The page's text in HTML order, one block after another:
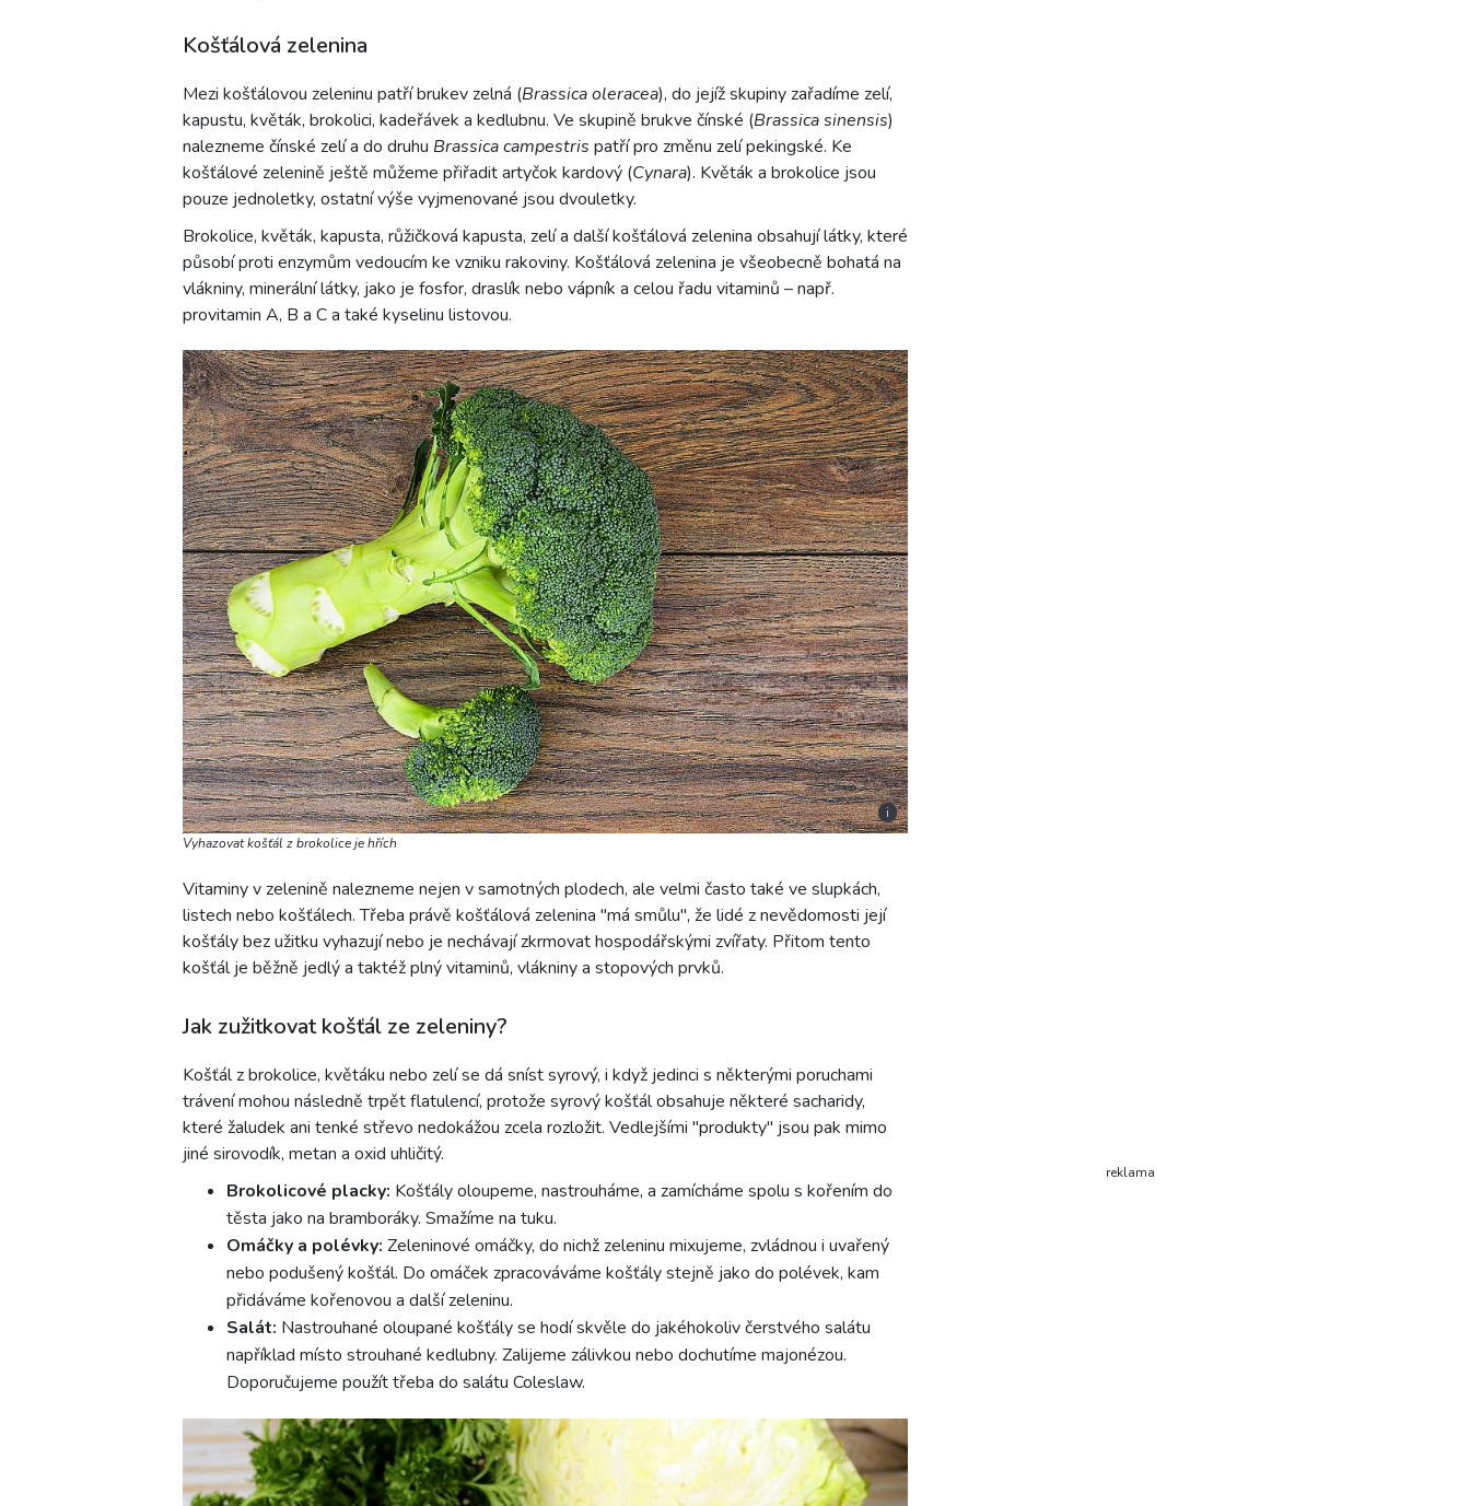
Košťálová zelenina
Mezi košťálovou zeleninu patří brukev zelná (Brassica oleracea), do jejíž skupiny zařadíme zelí,
kapustu, květák, brokolici, kadeřávek a kedlubnu. Ve skupině brukve čínské (Brassica sinensis)
nalezneme čínské zelí a do druhu Brassica campestris patří pro změnu zelí pekingské. Ke
košťálové zelenině ještě můžeme přiřadit artyčok kardový (Cynara). Květák a brokolice jsou
pouze jednoletky, ostatní výše vyjmenované jsou dvouletky.
Brokolice, květák, kapusta, růžičková kapusta, zelí a další košťálová zelenina obsahují látky, které
působí proti enzymům vedoucím ke vzniku rakoviny. Košťálová zelenina je všeobecně bohatá na
vlákniny, minerální látky, jako je fosfor, draslík nebo vápník a celou řadu vitaminů – např.
provitamin A, B a C a také kyselinu listovou.
i
Vyhazovat košťál z brokolice je hřích
Vitaminy v zelenině nalezneme nejen v samotných plodech, ale velmi často také ve slupkách,
listech nebo košťálech. Třeba právě košťálová zelenina "má smůlu", že lidé z nevědomosti její
košťály bez užitku vyhazují nebo je nechávají zkrmovat hospodářskými zvířaty. Přitom tento
košťál je běžně jedlý a taktéž plný vitaminů, vlákniny a stopových prvků.
Jak zužitkovat košťál ze zeleniny?
Košťál z brokolice, květáku nebo zelí se dá sníst syrový, i když jedinci s některými poruchami
trávení mohou následně trpět flatulencí, protože syrový košťál obsahuje některé sacharidy,
které žaludek ani tenké střevo nedokážou zcela rozložit. Vedlejšími "produkty" jsou pak mimo
jiné sirovodík, metan a oxid uhličitý.
Brokolicové placky: Košťály oloupeme, nastrouháme, a zamícháme spolu s kořením do
těsta jako na bramboráky. Smažíme na tuku.
Omáčky a polévky: Zeleninové omáčky, do nichž zeleninu mixujeme, zvládnou i uvařený
nebo podušený košťál. Do omáček zpracováváme košťály stejně jako do polévek, kam
přidáváme kořenovou a další zeleninu.
Salát: Nastrouhané oloupané košťály se hodí skvěle do jakéhokoliv čerstvého salátu
například místo strouhané kedlubny. Zalijeme zálivkou nebo dochutíme majonézou.
Doporučujeme použít třeba do salátu Coleslaw.
reklama